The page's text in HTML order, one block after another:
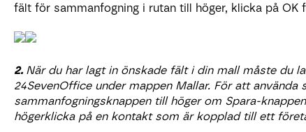
fält för sammanfogning i rutan till höger, klicka på
2. När du har lagt in önskade fält i din mall måste du
24SevenOffice under mappen Mallar. För att
sammanfogningsknappen till höger om Spara-
högerklicka på en kontakt som är kopplad till ett